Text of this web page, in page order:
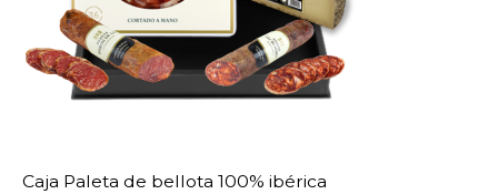
Caja Paleta de bellota 100% ibérica